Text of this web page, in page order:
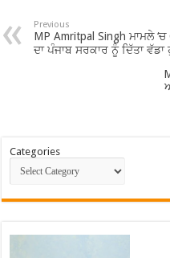
Previous
MP Amritpal Singh ਮਾਮਲੇ
ਦਾ ਪੰਜਾਬ ਸਰਕਾਰ ਨੂੰ ਦਿੱਤਾ
Categories